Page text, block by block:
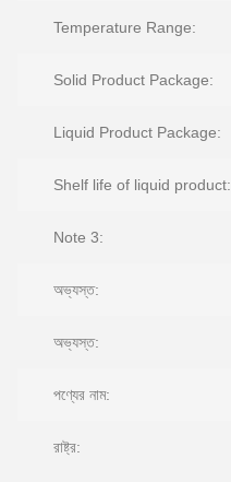
Temperature Range:
Solid Product Package:
Liquid Product Package:
Shelf life of liquid product:
Note 3:
অভ্যস্ত:
অভ্যস্ত:
পণ্যের নাম:
রাষ্ট্র: